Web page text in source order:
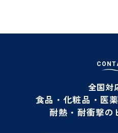
C O N T
全国対
食品・化粧品・医
耐熱・耐衝撃の